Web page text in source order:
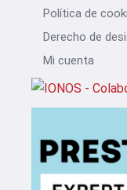
Política de
Derecho de
Mi cuenta